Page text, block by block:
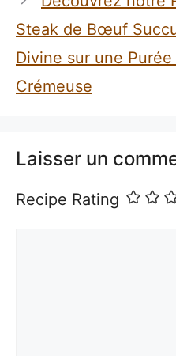
Steak de Bœuf
Divine sur une
Crémeuse
Laisser un
Recipe Rating